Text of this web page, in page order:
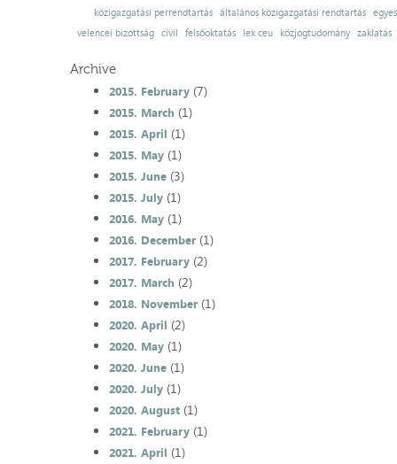
közigazgatási perrendtartás
általános közigazgatási rendtartás
velencei bizottság
civil felsőoktatás lex ceu közjogtudomány zaklatás
Archive
2015. February(7)
2015. March (1)
2015. April (1)
2015. May(1)
2015. June(3)
2015. July(1)
2016. May(1)
2016. December(1)
2017. February(2)
2017. March (2)
2018. November(1)
2020. April (2)
2020. May(1)
2020. June(1)
2020. July(1)
2020. August(1)
2021. February(1)
2021. April (1)